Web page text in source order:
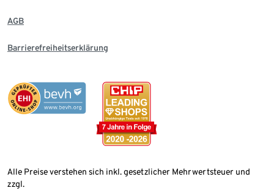
AGB
Barrierefreiheitserklärung
Alle Preise verstehen sich inkl. gesetzlicher Mehrwertsteuer und
zzgl.